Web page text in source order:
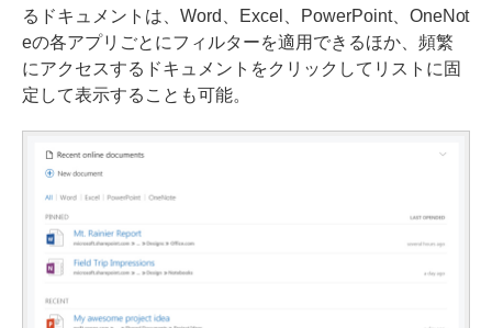
るドキュメントは、Word、Excel、PowerPoint、OneNot
eの各アプリごとにフィルターを適用できるほか、頻繁
にアクセスするドキュメントをクリックしてリストに固
定して表示することも可能。